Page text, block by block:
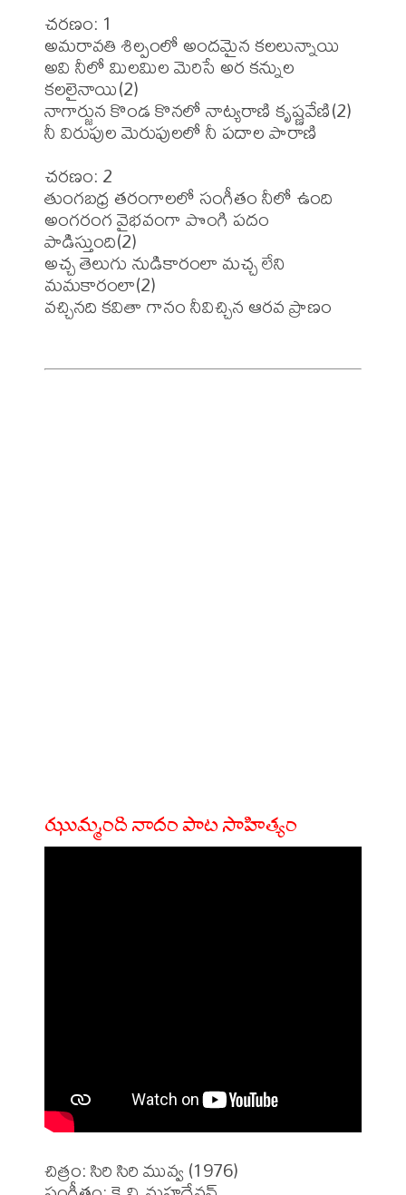
చరణం: 1
అమరావతి శిల్పంలో అందమైన కలలున్నాయి
అవి నీలో మిలమిల మెరిసే అర కన్నుల
కలలైనాయి(2)
నాగార్జున కొండ కొనలో నాట్యరాణి కృష్ణవేణి(2)
నీ విరుపుల మెరుపులలో నీ పదాల పారాణి
చరణం: 2
తుంగబధ్ర తరంగాలలో సంగీతం నీలో ఉంది
అంగరంగ వైభవంగా పొంగి పదం
పాడిస్తుంది(2)
అచ్చ తెలుగు నుడికారంలా మచ్చ లేని
మమకారంలా(2)
వచ్చినది కవితా గానం నీవిచ్చిన ఆరవ ప్రాణం
ఝుమ్మంది నాదం పాట సాహిత్యం
చిత్రం: సిరి సిరి మువ్వ (1976)